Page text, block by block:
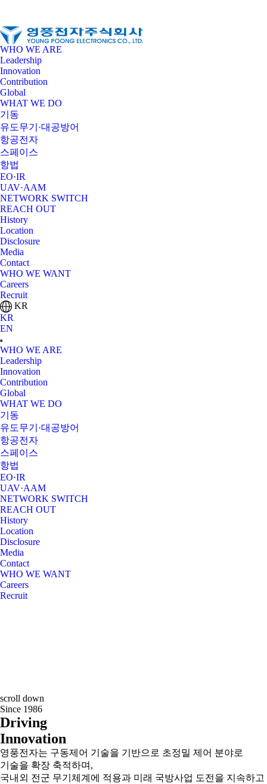
WHO WE ARE
Leadership
Innovation
Contribution
Global
WHAT WE DO
기동
유도무기·대공방어
항공전자
스페이스
항법
EO·IR
UAV·AAM
NETWORK SWITCH
REACH OUT
History
Location
Disclosure
Media
Contact
WHO WE WANT
Careers
Recruit
KR
KR
EN
WHO WE ARE
Leadership
Innovation
Contribution
Global
WHAT WE DO
기동
유도무기·대공방어
항공전자
스페이스
항법
EO·IR
UAV·AAM
NETWORK SWITCH
REACH OUT
History
Location
Disclosure
Media
Contact
WHO WE WANT
Careers
Recruit
scroll down
Since 1986
Driving
Innovation
영풍전자는 구동제어 기술을 기반으로 초정밀 제어 분야로
기술을 확장 축적하며,
국내외 전군 무기체계에 적용과 미래 국방사업 도전을 지속하고